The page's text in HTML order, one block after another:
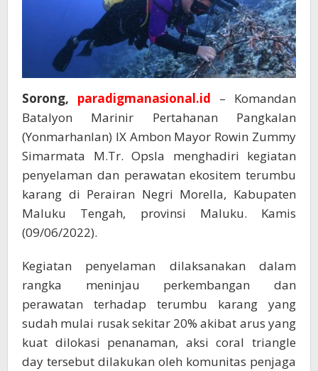
Sorong, paradigmanasional.id – Komandan
Batalyon Marinir Pertahanan Pangkalan
(Yonmarhanlan) IX Ambon Mayor Rowin Zummy
Simarmata M.Tr. Opsla menghadiri kegiatan
penyelaman dan perawatan ekositem terumbu
karang di Perairan Negri Morella, Kabupaten
Maluku Tengah, provinsi Maluku. Kamis
(09/06/2022).
Kegiatan penyelaman dilaksanakan dalam
rangka meninjau perkembangan dan
perawatan terhadap terumbu karang yang
sudah mulai rusak sekitar 20% akibat arus yang
kuat dilokasi penanaman, aksi coral triangle
day tersebut dilakukan oleh komunitas penjaga